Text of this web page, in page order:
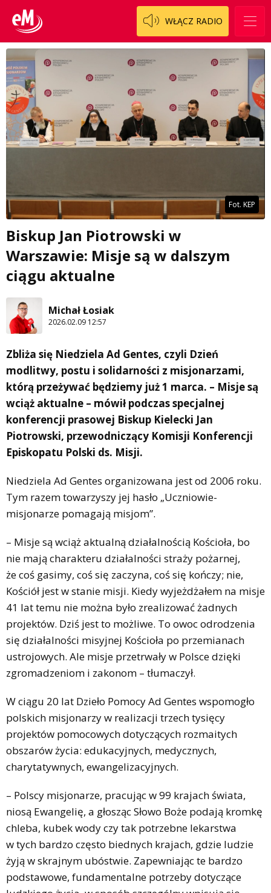
WŁĄCZ RADIO
Fot. KEP
Biskup Jan Piotrowski w
Warszawie: Misje są w dalszym
ciągu aktualne
Michał Łosiak
2026.02.09 12:57
Zbliża się Niedziela Ad Gentes, czyli Dzień
modlitwy, postu i solidarności z misjonarzami,
którą przeżywać będziemy już 1 marca. – Misje są
wciąż aktualne – mówił podczas specjalnej
konferencji prasowej Biskup Kielecki Jan
Piotrowski, przewodniczący Komisji Konferencji
Episkopatu Polski ds. Misji.
Niedziela Ad Gentes organizowana jest od 2006 roku.
Tym razem towarzyszy jej hasło „Uczniowie-
misjonarze pomagają misjom”.
– Misje są wciąż aktualną działalnością Kościoła, bo
nie mają charakteru działalności straży pożarnej,
że coś gasimy, coś się zaczyna, coś się kończy; nie,
Kościół jest w stanie misji. Kiedy wyjeżdżałem na misje
41 lat temu nie można było zrealizować żadnych
projektów. Dziś jest to możliwe. To owoc odrodzenia
się działalności misyjnej Kościoła po przemianach
ustrojowych. Ale misje przetrwały w Polsce dzięki
zgromadzeniom i zakonom – tłumaczył.
W ciągu 20 lat Dzieło Pomocy Ad Gentes wspomogło
polskich misjonarzy w realizacji trzech tysięcy
projektów pomocowych dotyczących rozmaitych
obszarów życia: edukacyjnych, medycznych,
charytatywnych, ewangelizacyjnych.
– Polscy misjonarze, pracując w 99 krajach świata,
niosą Ewangelię, a głosząc Słowo Boże podają kromkę
chleba, kubek wody czy tak potrzebne lekarstwa
w tych bardzo często biednych krajach, gdzie ludzie
żyją w skrajnym ubóstwie. Zapewniając te bardzo
podstawowe, fundamentalne potrzeby dotyczące